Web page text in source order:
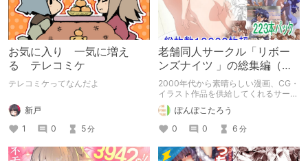
お気に入り 一気に増え
る テレコミケ
テレコミケってなんだよ
新戸
1
0 5分
老舗同人サークル「リボー
ンズナイツ 」の総集編（パ
ック）作品まとめ
2000年代から素晴らしい漫画、CG・
イラスト作品を供給してくれるサーク
ル「リボーンズナイツ」さんの総集編
（パック）作品だけをまとめました。
定期的に更新予定です（と言っても、
1作品で2005年～21年までを網羅した
総集編が出たので、更新はだいぶ先に
なるかもしれません）。
ぽんぽこたろう
0
0 6 分